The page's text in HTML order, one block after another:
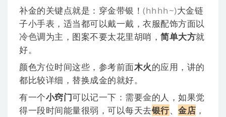
补金的关键点就是：穿金带银！ (hhhh~)大金链
子小手表，适当都可以戴一戴，衣服配饰方面以
冷色调为主，图案不要太花里胡哨， 简单大方就
好。
颜色方位时间这些，参考前面木火的应用，讲的
都比较详细，替换成金的就好。
有一个小窍门可以记一下：需要金的人，如果觉
得一段时间能量很弱，可以每天去银行、 金店 ，